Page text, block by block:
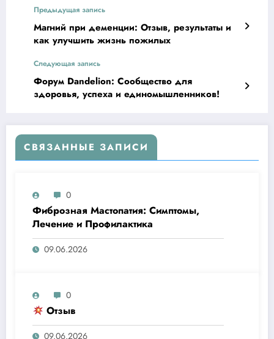
Предыдущая запись
Магний при деменции: Отзыв, результаты и
как улучшить жизнь пожилых
Следующая запись
Форум Dandelion: Сообщество для
здоровья, успеха и единомышленников!
СВЯЗАННЫЕ ЗАПИСИ
0
Фиброзная Мастопатия: Симптомы,
Лечение и Профилактика
09.06.2026
0
Отзыв
09.06.2026